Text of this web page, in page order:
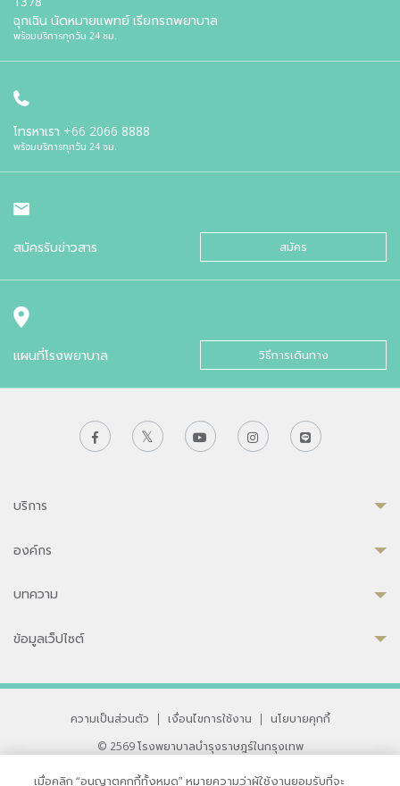
ฉุกเฉิน นัดหมายแพทย์ เรียกรถพยาบาล
พร้อมบริการทุกวัน 24 ชม.
โทรหาเรา +66 2066 8888
พร้อมบริการทุกวัน 24 ชม.
สมัครรับข่าวสาร สมัคร
แผนที่โรงพยาบาล วิธีการเดินทาง
บริการ
องค์กร
บทความ
ข้อมูลเว็ปไซต์
ความเป็นส่วนตัว | เงื่อนไขการใช้งาน |
นโยบายคุกกี้
© 2569 โรงพยาบาลบำรุงราษฎร์ในกรุงเทพ
เมื่อคลิก “อนุญาตคุกกี้ทั้งหมด” หมายความว่าผู้ใช้งานยอมรับที่จะ